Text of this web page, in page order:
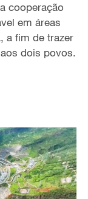
cooperação
em áreas
a fim de trazer
dois povos.